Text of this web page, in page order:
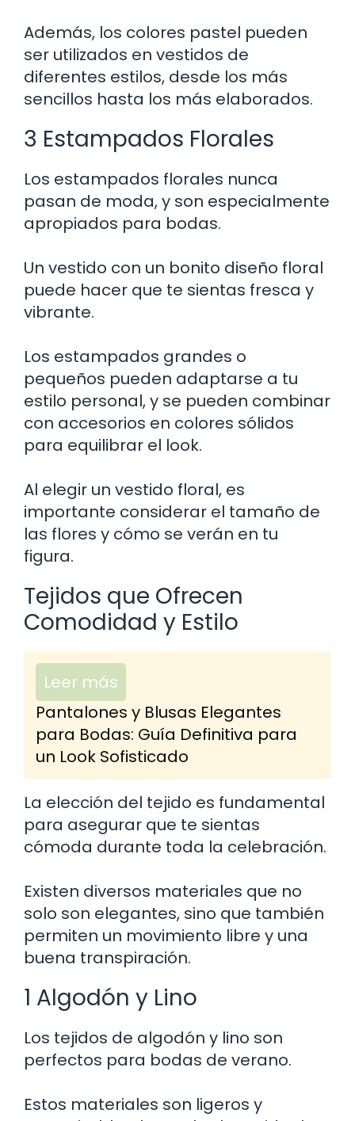
Además, los colores pastel pueden
ser utilizados en vestidos de
diferentes estilos, desde los más
sencillos hasta los más elaborados.
3 Estampados Florales
Los estampados florales nunca
pasan de moda, y son especialmente
apropiados para bodas.
Un vestido con un bonito diseño floral
puede hacer que te sientas fresca y
vibrante.
Los estampados grandes o
pequeños pueden adaptarse a tu
estilo personal, y se pueden combinar
con accesorios en colores sólidos
para equilibrar el look.
Al elegir un vestido floral, es
importante considerar el tamaño de
las flores y cómo se verán en tu
figura.
Tejidos que Ofrecen
Comodidad y Estilo
Leer más
Pantalones y Blusas Elegantes
para Bodas: Guía Definitiva para
un Look Sofisticado
La elección del tejido es fundamental
para asegurar que te sientas
cómoda durante toda la celebración.
Existen diversos materiales que no
solo son elegantes, sino que también
permiten un movimiento libre y una
buena transpiración.
1 Algodón y Lino
Los tejidos de algodón y lino son
perfectos para bodas de verano.
Estos materiales son ligeros y